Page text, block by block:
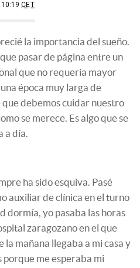
10:19 CET
la importancia del sueño.
pasar de página entre un
que no requería mayor
época muy larga de
que debemos cuidar nuestro
se merece. Es algo que se
a día.
ha sido esquiva. Pasé
auxiliar de clínica en el turno
dormía, yo pasaba las horas
zaragozano en el que
mañana llegaba a mi casa y
porque me esperaba mi